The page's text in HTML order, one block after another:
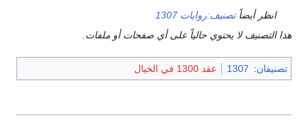
انظر أيضاًتصنيف:روايات 1307
هذا التصنيف لا يحتوي حالياً على أي صفحات أو ملفات.
تصنيفان:
1307 عقد 1300 في الخيال